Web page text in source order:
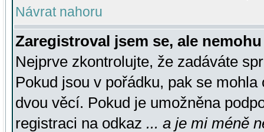
Návrat nahoru
Zaregistroval jsem se, ale
Nejprve zkontrolujte, že zadáváte
Pokud jsou v pořádku, pak se
dvou věcí. Pokud je umožněna
registraci na odkaz ... a je mi méně